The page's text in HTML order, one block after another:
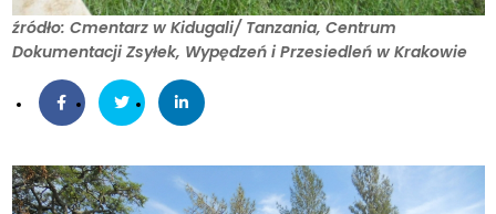
źródło: Cmentarz w Kidugali/ Tanzania, Centrum
Dokumentacji Zsyłek, Wypędzeń i Przesiedleń w Krakowie